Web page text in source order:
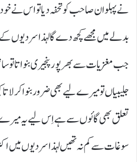
نے پہلوان صاحب کو تحفہ دیا تو اس نے
بدلے میں مجھے کچھ دے گا لہذا سردیوں
جب مغزیات سے بھر پور پنجیری بنواتا تو
جلیبیاں تو میرے لیے بھی ضرور بنوا کر لاتا
تعلق بھی گائوں سے ہے اِس لیے یہ میرے
سوغات سے کم نہ تھیں لہذا سردیوں میں